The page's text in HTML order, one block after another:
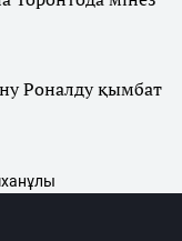
Роналду қымбат